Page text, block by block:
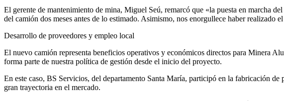
El gerente de mantenimiento de mina, Miguel Seú, remarcó que «la puesta en marcha
del camión dos meses antes de lo estimado. Asimismo, nos enorgullece haber
Desarrollo de proveedores y empleo local
El nuevo camión representa beneficios operativos y económicos directos para Minera
forma parte de nuestra política de gestión desde el inicio del proyecto.
En este caso, BS Servicios, del departamento Santa María, participó en la fabricación
gran trayectoria en el mercado.